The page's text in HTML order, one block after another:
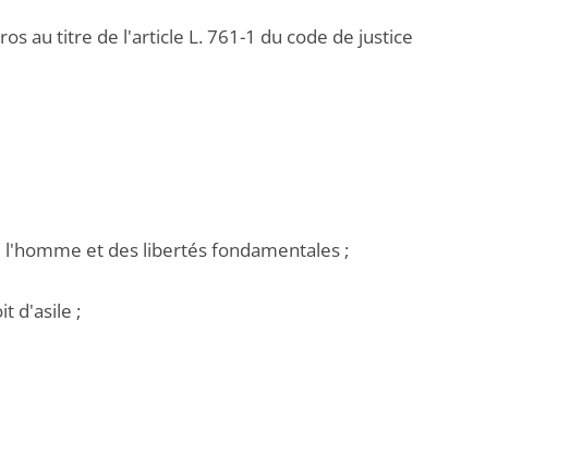
au titre de l'article L. 761-1 du code de justice
et des libertés fondamentales ;
d'asile ;